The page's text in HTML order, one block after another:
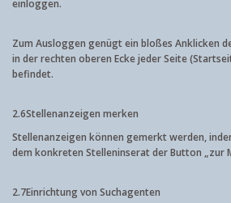
einloggen.
Zum Ausloggen genügt ein bloßes Anklicken
in der rechten oberen Ecke jeder Seite
befindet.
2.6Stellenanzeigen merken
Stellenanzeigen können gemerkt werden,
dem konkreten Stelleninserat der Button „zur
2.7Einrichtung von Suchagenten